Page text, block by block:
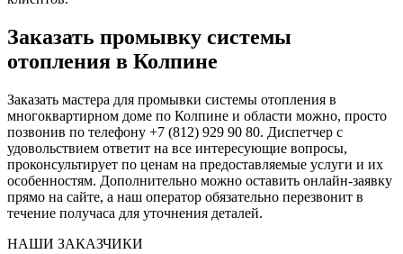
Заказать промывку системы
отопления в Колпине
Заказать мастера для промывки системы отопления в
многоквартирном доме по Колпине и области можно, просто
позвонив по телефону +7 (812) 929 90 80. Диспетчер с
удовольствием ответит на все интересующие вопросы,
проконсультирует по ценам на предоставляемые услуги и их
особенностям. Дополнительно можно оставить онлайн-заявку
прямо на сайте, а наш оператор обязательно перезвонит в
течение получаса для уточнения деталей.
НАШИ ЗАКАЗЧИКИ